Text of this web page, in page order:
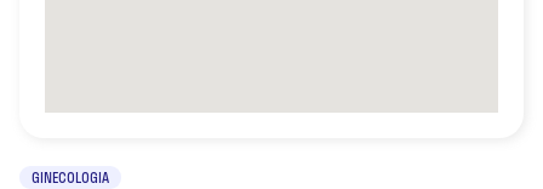
GINECOLOGIA